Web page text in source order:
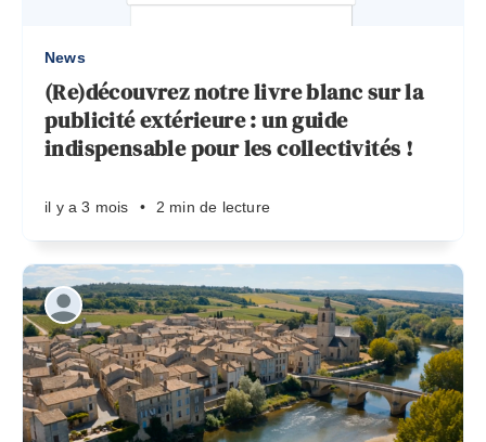
News
(Re)découvrez notre livre blanc sur la
publicité extérieure : un guide
indispensable pour les collectivités !
il y a 3 mois • 2 min de lecture